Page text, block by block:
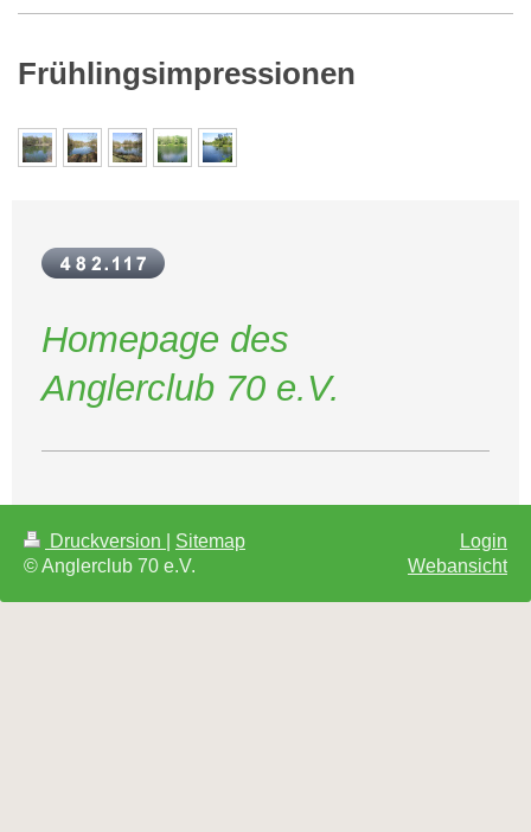
Frühlingsimpressionen
Homepage des
Anglerclub 70 e.V.
Druckversion
Sitemap
© Anglerclub 70 e.V.
Login
Webansicht